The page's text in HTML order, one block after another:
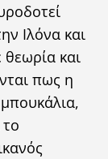
Ιλόνα και
και
πως η